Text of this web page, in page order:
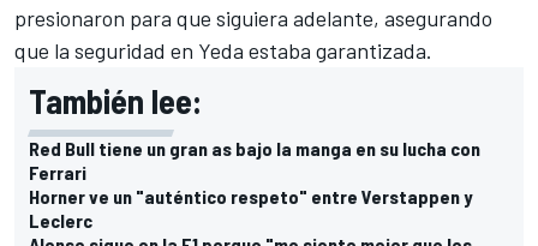
presionaron para que siguiera adelante, asegurando
que la seguridad en Yeda estaba garantizada.
También lee:
Red Bull tiene un gran as bajo la manga en su lucha con
Ferrari
Horner ve un "auténtico respeto" entre Verstappen y
Leclerc